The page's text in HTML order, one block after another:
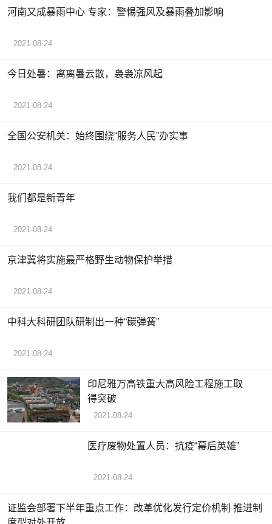
河南又成暴雨中心 专家：警惕强风及暴雨叠加影响
2021-08-24
今日处暑：离离暑云散，袅袅凉风起
2021-08-24
全国公安机关：始终围绕“服务人民”办实事
2021-08-24
我们都是新青年
2021-08-24
京津冀将实施最严格野生动物保护举措
2021-08-24
中科大科研团队研制出一种“碳弹簧”
2021-08-24
印尼雅万高铁重大高风险工程施工取
得突破
2021-08-24
医疗废物处置人员：抗疫“幕后英雄”
2021-08-24
证监会部署下半年重点工作：改革优化发行定价机制 推进制